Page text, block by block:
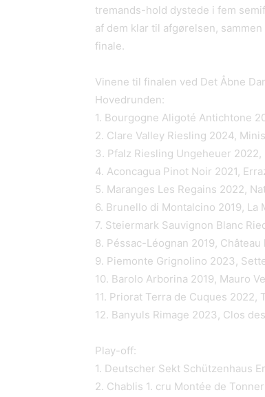
tremands-hold dystede i fem
af dem klar til afgørelsen,
finale.
Vinene til finalen ved Det Åbne
Hovedrunden:
1. Bourgogne Aligoté Antichtone
2. Clare Valley Riesling 2024,
3. Pfalz Riesling Ungeheuer
4. Aconcagua Pinot Noir 2021,
5. Maranges Les Regains 2022,
6. Brunello di Montalcino 2019, La
7. Steiermark Sauvignon Blanc
8. Péssac-Léognan 2019, Château
9. Piemonte Grignolino 2023,
10. Barolo Arborina 2019, Mauro
11. Priorat Terra de Cuques 2022,
12. Banyuls Rimage 2023, Clos
Play-off:
1. Deutscher Sekt Schützenhaus
2. Chablis 1. cru Montée de